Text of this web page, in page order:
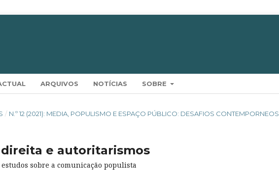
ARQUIVOS NOTÍCIAS SOBRE
/ N.º 12 (2021): MEDIA, POPULISMO E ESPAÇO PÚBLICO: DESAFIOS CONTEMPORNEOS
e autoritarismos
sobre a comunicação populista